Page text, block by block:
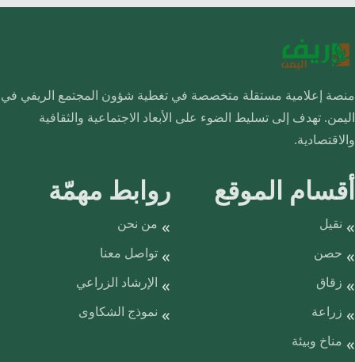
منصة إعلامية مستقلة متخصصة في تغطية شؤون المجتمع الريفي في
اليمن. تهدف إلى تسليط الضوء على الأبعاد الاجتماعية والثقافية
والاقتصادية.
أقسام الموقع
نقيل
حصن
زقاق
زراعة
مناخ وبيئة
روابط مهمّة
من نحن
تواصل معنا
الإرشاد الزراعي
نموذج الشكاوى